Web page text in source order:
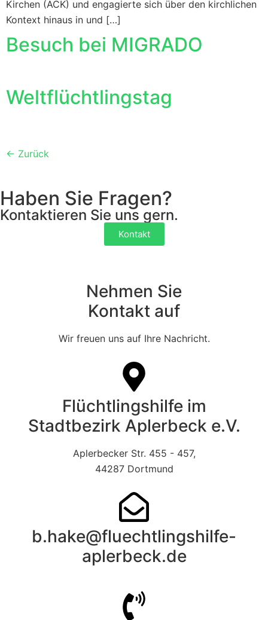
Kirchen (ACK) und engagierte sich über den kirchlichen
Kontext hinaus in und […]
Besuch bei MIGRADO
Weltflüchtlingstag
← Zurück
Haben Sie Fragen?
Kontaktieren Sie uns gern.
Kontakt
Nehmen Sie
Kontakt auf
Wir freuen uns auf Ihre Nachricht.
Flüchtlingshilfe im
Stadtbezirk Aplerbeck e.V.
Aplerbecker Str. 455 - 457,
44287 Dortmund
b.hake@fluechtlingshilfe-
aplerbeck.de